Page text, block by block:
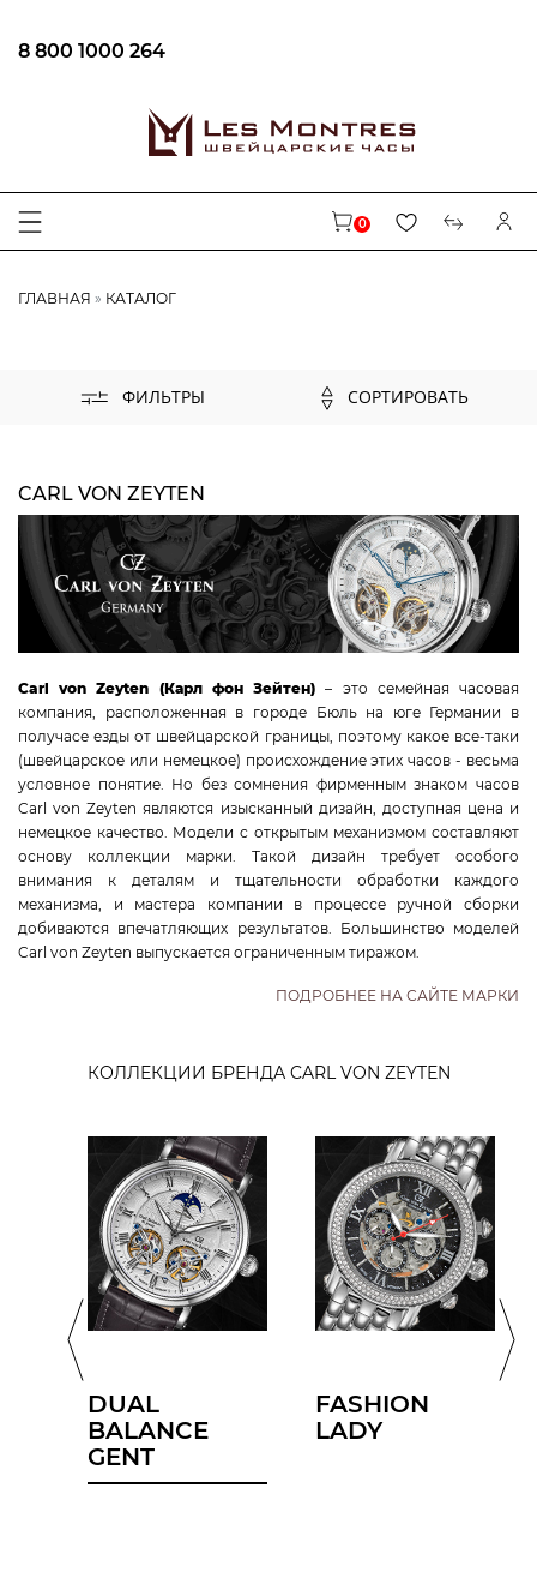
8 800 1000 264
0
ГЛАВНАЯ КАТАЛОГ
ФИЛЬТРЫ СОРТИРОВАТЬ
ЦЕНА
БРЕНД
CENTURY
EPOS
LONGINES
Увидеть еще
Classic Fashion
Classic Gent
Classic Lady
Dual Balance Gent
Fashion Lady
Pocket Watch
Skeleton Day & Night
Sport Gent
КОРПУС
ДИАМЕТР/ШИРИНА
КОМПЛЕКТАЦИЯ
БРАСЛЕТ/РЕМЕНЬ
ЦИФЕРБЛАТ
CARL VON ZEYTEN
Carl von Zeyten (Карл фон Зейтен) – это семейная часовая
компания, расположенная в городе Бюль на юге Германии в
получасе езды от швейцарской границы, поэтому какое все-таки
(швейцарское или немецкое) происхождение этих часов - весьма
условное понятие. Но без сомнения фирменным знаком часов
Carl von Zeyten являются изысканный дизайн, доступная цена и
немецкое качество. Модели с открытым механизмом составляют
основу коллекции марки. Такой дизайн требует особого
внимания к деталям и тщательности обработки каждого
механизма, и мастера компании в процессе ручной сборки
добиваются впечатляющих результатов. Большинство моделей
Carl von Zeyten выпускается ограниченным тиражом.
ПОДРОБНЕЕ НА САЙТЕ МАРКИ
КОЛЛЕКЦИИ БРЕНДА CARL VON ZEYTEN
DUAL
BALANCE
GENT
FASHION
LADY